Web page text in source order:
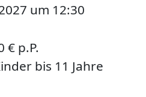
um 12:30
€ p.P.
bis 11 Jahre